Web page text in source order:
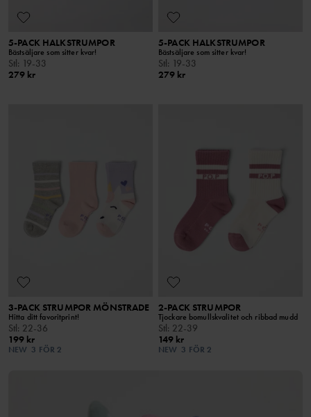
5-PACK HALKSTRUMPOR
Bästsäljare som sitter kvar!
Stl: 19-33
279 kr
5-PACK HALKSTRUMPOR
Bästsäljare som sitter kvar!
Stl: 19-33
279 kr
3-PACK STRUMPOR MÖNSTRADE
Hitta ditt favoritprint!
Stl : 22-36
199 kr
NEW 3 FÖR 2
2-PACK STRUMPOR
Tjockare bomullskvalitet och ribbad mudd
Stl : 22-39
149 kr
NEW 3 FÖR 2